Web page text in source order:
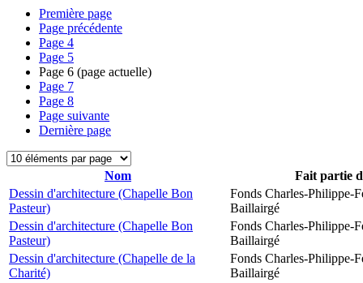
Première page
Page précédente
Page 4
Page 5
Page 6 (page actuelle)
Page 7
Page 8
Page suivante
Dernière page
Nom
Fait partie
Dessin d'architecture (Chapelle Bon
Pasteur)
Fonds Charles-Philippe-
Baillairgé
Dessin d'architecture (Chapelle Bon
Pasteur)
Fonds Charles-Philippe-
Baillairgé
Dessin d'architecture (Chapelle de la
Charité)
Fonds Charles-Philippe-
Baillairgé